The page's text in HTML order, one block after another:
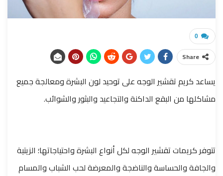
0
Share
يساعد كريم تقشير الوجه على توحيد لون البشرة ومعالجة جميع
مشاكلها من البقع الداكنة والتجاعيد والبثور والشوائب.
تتوفر كريمات تقشير الوجه لكل أنواع البشرة واحتياجاتها؛ الزيتية
والجافة والحساسة والناضجة والمعرضة لحب الشباب والمسام